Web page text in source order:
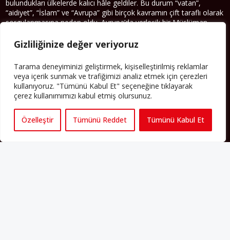
Gizliliğinize değer veriyoruz
Tarama deneyiminizi geliştirmek, kişiselleştirilmiş reklamlar
veya içerik sunmak ve trafiğimizi analiz etmek için çerezleri
kullanıyoruz. "Tümünü Kabul Et" seçeneğine tıklayarak
çerez kullanımımızı kabul etmiş olursunuz.
Özelleştir Tümünü Reddet Tümünü Kabul Et
bulundukları ülkelerde kalıcı hâle geldiler. Bu durum “vatan”,
“aidiyet”, “İslam” ve “Avrupa” gibi birçok kavramın çift taraflı olarak
sorgulanmasına neden oldu. Avrupa’da yerleşik bir Müslüman
de Müslümanlar için yeni sorulara da kapı araladı.
PERSPEKTIF’I SOSYAL MEDYADA TAKIP EDEBILIRSINIZ